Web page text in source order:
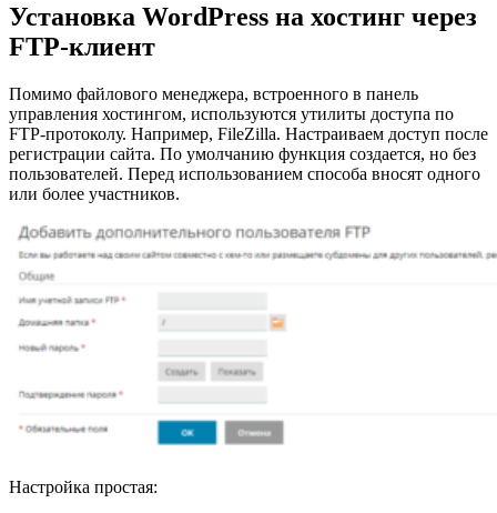
Установка WordPress на хостинг через
FTP-клиент
Помимо файлового менеджера, встроенного в панель
управления хостингом, используются утилиты доступа по
FTP-протоколу. Например, FileZilla. Настраиваем доступ после
регистрации сайта. По умолчанию функция создается, но без
пользователей. Перед использованием способа вносят одного
или более участников.
Настройка простая: